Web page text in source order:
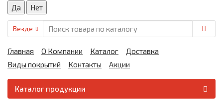
Везде
Главная О Компании Каталог
Доставка
Виды покрытий
Контакты Акции
Каталог продукции